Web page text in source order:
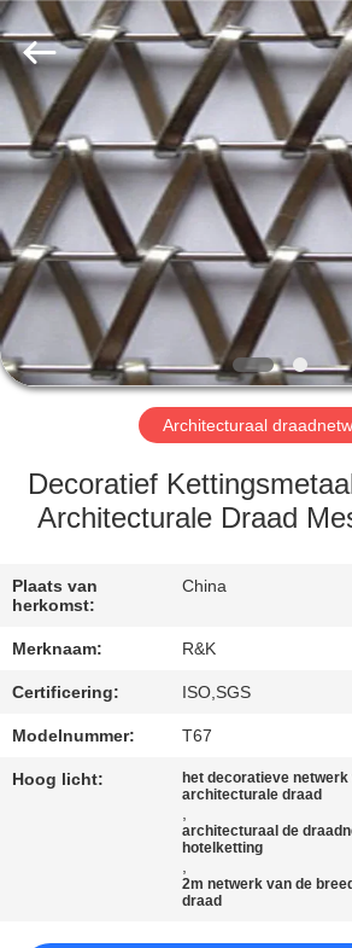
HUIS
PRODUCTEN
ONGEVEER
ONS
FABRIEKSREIS
ONS
NIEUWS
VERZOEK
OM EEN
Hebei
Reking
Wire
Mesh
Co.,Ltd.
All
Rights
Reserved.
Architecturaal
Decoratief
Architecturale Draad
Plaats van
herkomst:
China
Merknaam: R&K
Certificering: ISO,SGS
Modelnummer: T67
Hoog licht:
het decoratieve netwerk
architecturale draad
,
architecturaal de
hotelketting
,
2m netwerk van de
draad